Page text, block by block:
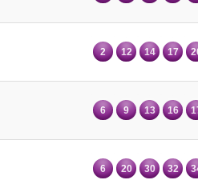
2 12 14 17
6 9 13 16
6 20 30 32